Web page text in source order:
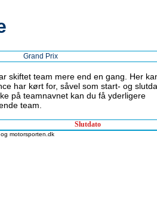
Grand Prix
skiftet team mere end en gang. Her
har kørt for, såvel som start- og
på teamnavnet kan du få yderligere
team.
Slutdato
motorsporten.dk